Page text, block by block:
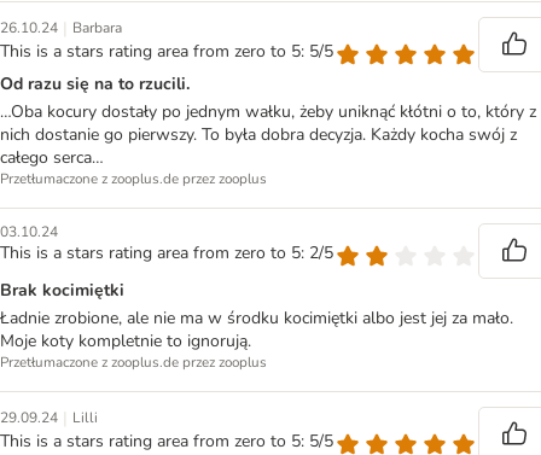
26.10.24 | Barbara
This is a stars rating area from zero to 5: 5/5
Od razu się na to rzucili.
…Oba kocury dostały po jednym wałku, żeby uniknąć kłótni o to, który z
nich dostanie go pierwszy. To była dobra decyzja. Każdy kocha swój z
całego serca…
Przetłumaczone z zooplus.de przez zooplus
03.10.24
This is a stars rating area from zero to 5: 2/5
Brak kocimiętki
Ładnie zrobione, ale nie ma w środku kocimiętki albo jest jej za mało.
Moje koty kompletnie to ignorują.
Przetłumaczone z zooplus.de przez zooplus
29.09.24 | Lilli
This is a stars rating area from zero to 5: 5/5